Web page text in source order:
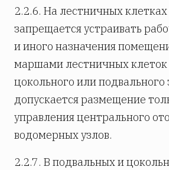
2.2.6. На лестничных
запрещается устраивать
и иного назначения
маршами лестничных клеток
цокольного или
допускается размещение
управления центрального
водомерных узлов.
2.2.7. В подвальных и